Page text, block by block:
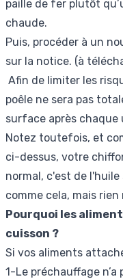
paille de fer plutôt
chaude.
Puis, procéder à un
sur la notice. (à
Afin de limiter les
poêle ne sera pas
surface après
Notez toutefois, et
ci-dessus, votre
normal, c'est de
comme cela, mais
Pourquoi les
cuisson ?
Si vos aliments
1-Le préchauffage n’a